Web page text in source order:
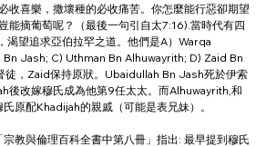
收喜樂，撒壞種的必收痛苦。你怎麼能行惡卻期望
能摘葡萄呢？（最後一句引自太7:16).當時代有四
渴望追求亞伯拉罕之道。他們是A）Warqa
Jash; C) Uthman Bn Alhuwayrith; D) Zaid Bn
徒，Zaid保持原狀。Ubaidullah Bn Jash死於伊索
後改嫁穆氏成為他第9任太太。而Alhuwayrith,和
原配Khadijah的親戚（可能是表兄妹）。
教與倫理百科全書中第八冊」指出: 最早提到穆氏